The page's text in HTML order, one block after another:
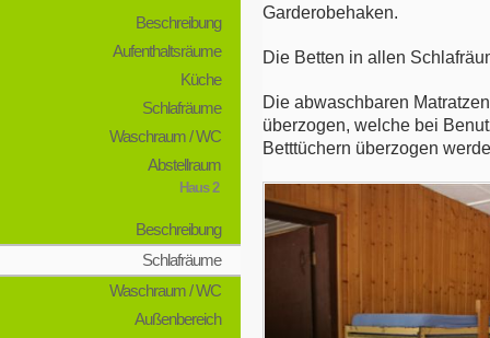
Beschreibung
Aufenthaltsräume
Küche
Schlafräume
Waschraum / WC
Abstellraum
Haus 2
Beschreibung
Schlafräume
Waschraum / WC
Außenbereich
Garderobehaken.
Die Betten in allen
Die abwaschbaren
überzogen, welche bei
Betttüchern überzogen